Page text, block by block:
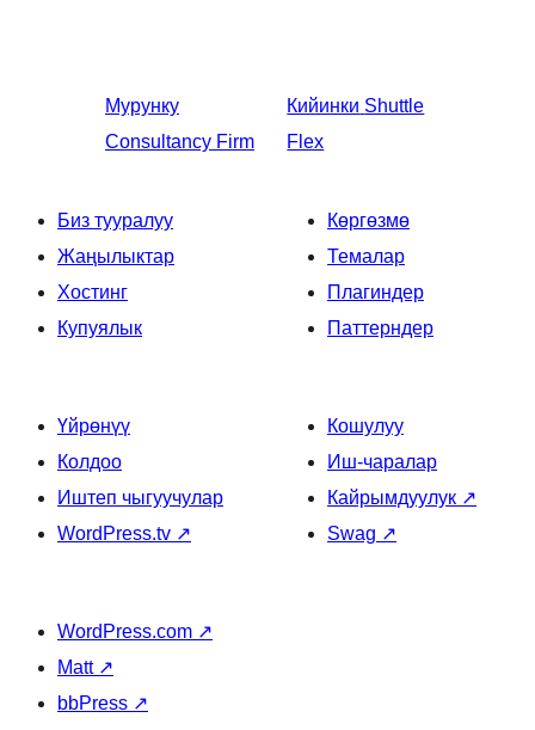
Мурунку
Consultancy Firm
Кийинки Shuttle
Flex
Биз тууралуу
Жаңылыктар
Хостинг
Купуялык
Көргөзмө
Темалар
Плагиндер
Паттерндер
Үйрөнүү
Колдоо
Иштеп чыгуучулар
WordPress.tv ↗
Кошулуу
Иш-чаралар
Кайрымдуулук ↗
Swag ↗
WordPress.com ↗
Matt ↗
bbPress ↗